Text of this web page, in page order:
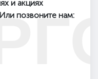
и акциях
позвоните нам: